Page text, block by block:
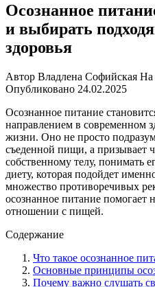
Осознанное
и выбирать
здоровья
Автор Владлена Софийская На
Опубликовано 24.02.2025
Осознанное питание
направлением в современном
жизни. Оно не просто
съеденной пищи, а призывает
собственному телу, понимать
диету, которая подойдет
множество противоречивых
осознанное питание помогает
отношении с пищей.
Содержание
Что такое осознанное
Основные принципы
Почему важно слушать